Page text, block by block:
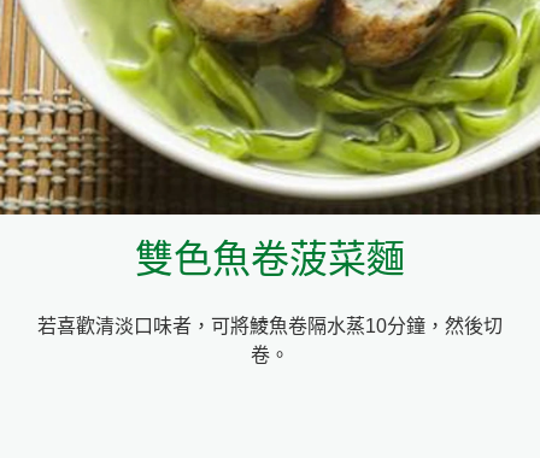
料理種類
家樂牌雞汁
家樂牌快熟通心粉
家樂牌鮮露
家樂牌鷹粟粉
家樂牌雞湯粒
愛環境食材篩選條件
雙色魚卷菠菜麵
若喜歡清淡口味者，可將鯪魚卷隔水蒸10分鐘，然後切
卷。